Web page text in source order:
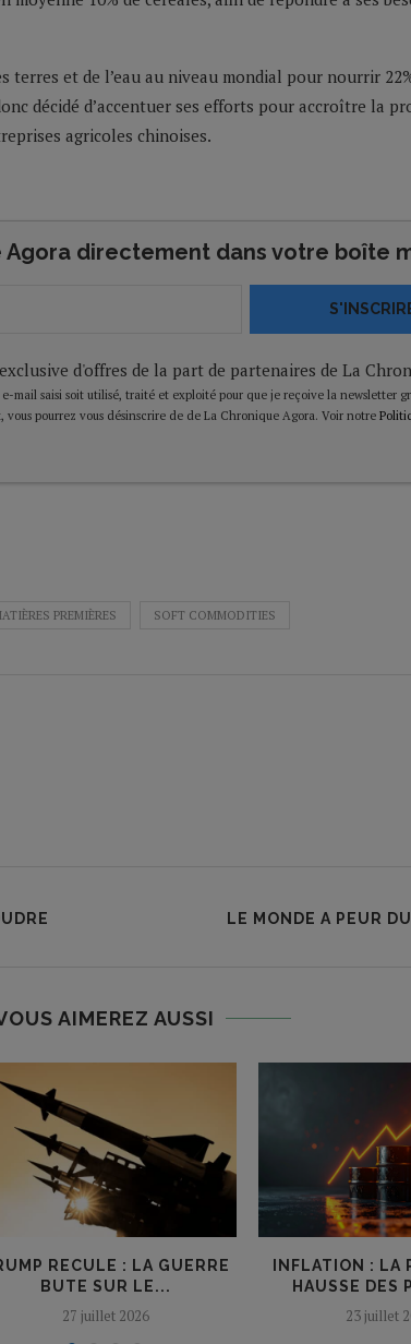
terres et de l’eau au niveau mondial pour nourrir
décidé d’accentuer ses efforts pour accroître la
agricoles chinoises.
Agora directement dans votre boîte
d'offres de la part de partenaires de La
mail saisi soit utilisé, traité et exploité pour que je reçoive la newsletter
pourrez vous désinscrire de de La Chronique Agora. Voir notre
PREMIÈRES SOFT COMMODITIES
LE MONDE A PEUR
AIMEREZ AUSSI
RECULE : LA GUERRE
BUTE SUR LE...
27 juillet 2026
INFLATION : LA
HAUSSE DES
23 juillet